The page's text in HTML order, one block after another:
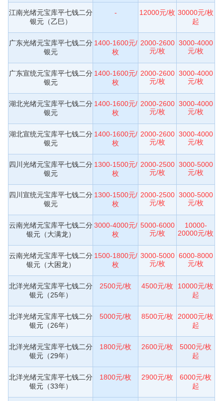
江南光绪元宝库平七钱二分
银元（乙巳）
- 12000元/枚 30000元/枚
起
广东光绪元宝库平七钱二分
银元
1400-1600元/
枚
2000-2600
元/枚
3000-4000
元/枚
广东宣统元宝库平七钱二分
银元
1400-1600元/
枚
2000-2600
元/枚
3000-4000
元/枚
湖北光绪元宝库平七钱二分
银元
1400-1600元/
枚
2000-2600
元/枚
3000-4000
元/枚
湖北宣统元宝库平七钱二分
银元
1400-1600元/
枚
2000-2600
元/枚
3000-4000
元/枚
四川光绪元宝库平七钱二分
银元
1300-1500元/
枚
2000-2500
元/枚
3000-5000
元/枚
四川宣统元宝库平七钱二分
银元
1300-1500元/
枚
2000-2500
元/枚
3000-5000
元/枚
云南光绪元宝库平七钱二分
银元（大满龙）
3000-4000元/
枚
5000-6000
元/枚
10000-
20000元/枚
云南光绪元宝库平七钱二分
银元（大困龙）
1500-1800元/
枚
3000-5000
元/枚
6000-8000
元/枚
北洋光绪元宝库平七钱二分
银元（25年）
2500元/枚 4500元/枚
10000元/枚
起
北洋光绪元宝库平七钱二分
银元（26年）
5000元/枚 8500元/枚
20000元/枚
起
北洋光绪元宝库平七钱二分
银元（29年）
1800元/枚 2600元/枚
5000元/枚
起
北洋光绪元宝库平七钱二分
银元（33年）
1800元/枚 2900元/枚
6000元/枚
起